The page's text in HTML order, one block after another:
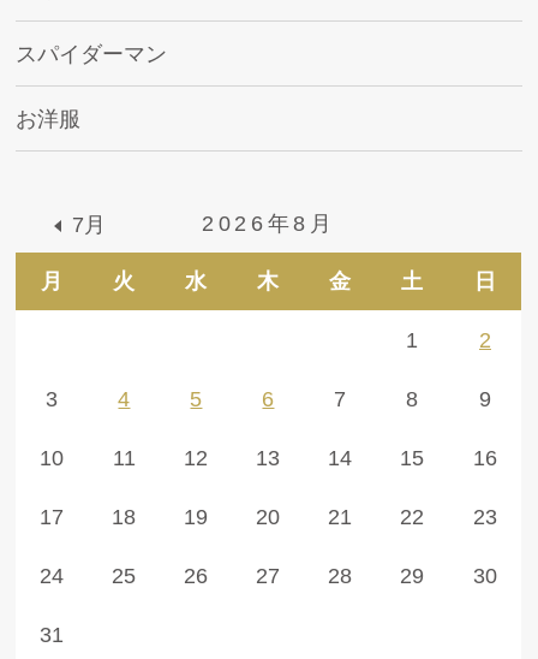
スパイダーマン
お洋服
2026年8月
月 火 水 木 金 土 日
7月
1 2
3 4 5 6 7 8 9
10 11 12 13 14 15 16
17 18 19 20 21 22 23
24 25 26 27 28 29 30
31